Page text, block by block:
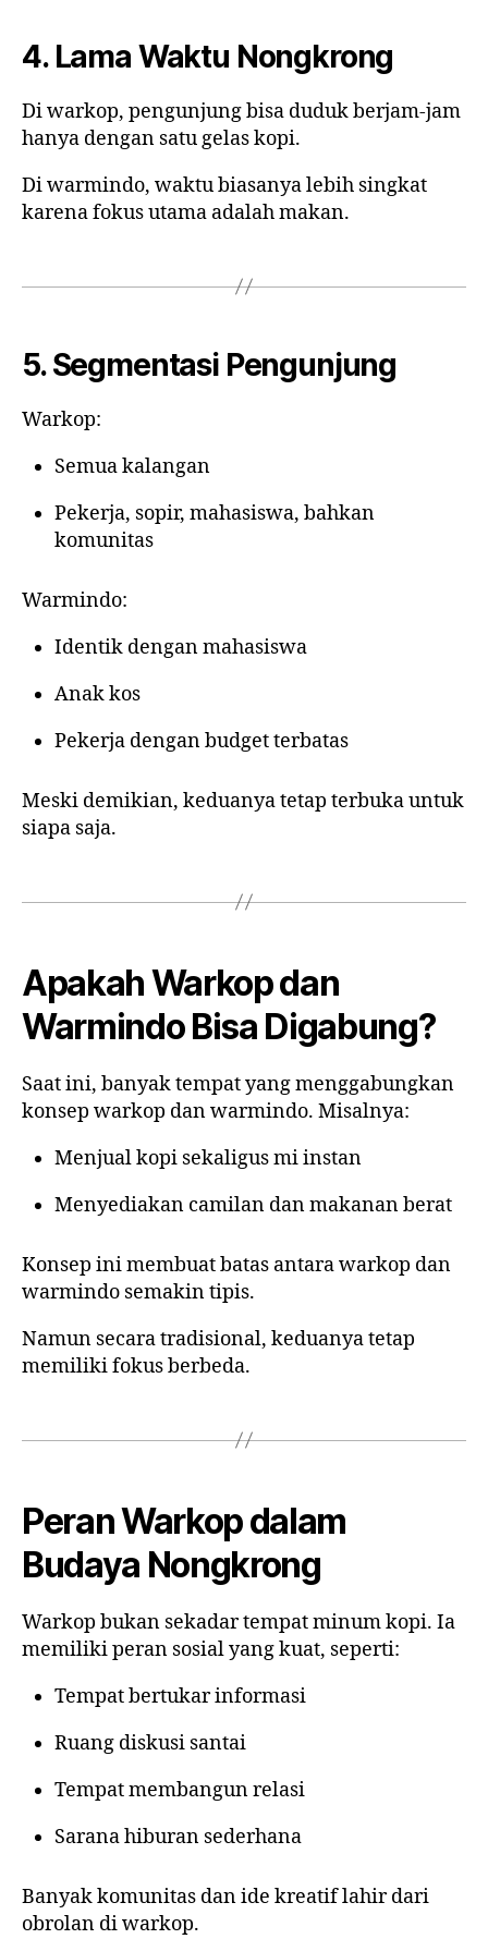
4. Lama Waktu Nongkrong
Di warkop, pengunjung bisa duduk berjam-jam
hanya dengan satu gelas kopi.
Di warmindo, waktu biasanya lebih singkat
karena fokus utama adalah makan.
5. Segmentasi Pengunjung
Warkop:
Semua kalangan
Pekerja, sopir, mahasiswa, bahkan
komunitas
Warmindo:
Identik dengan mahasiswa
Anak kos
Pekerja dengan budget terbatas
Meski demikian, keduanya tetap terbuka untuk
siapa saja.
Apakah Warkop dan
Warmindo Bisa Digabung?
Saat ini, banyak tempat yang menggabungkan
konsep warkop dan warmindo. Misalnya:
Menjual kopi sekaligus mi instan
Menyediakan camilan dan makanan berat
Konsep ini membuat batas antara warkop dan
warmindo semakin tipis.
Namun secara tradisional, keduanya tetap
memiliki fokus berbeda.
Peran Warkop dalam
Budaya Nongkrong
Warkop bukan sekadar tempat minum kopi. Ia
memiliki peran sosial yang kuat, seperti:
Tempat bertukar informasi
Ruang diskusi santai
Tempat membangun relasi
Sarana hiburan sederhana
Banyak komunitas dan ide kreatif lahir dari
obrolan di warkop.